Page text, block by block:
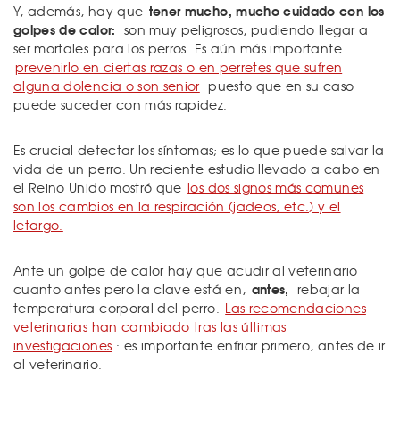
Y, además, hay que tener mucho, mucho cuidado con los
golpes de calor: son muy peligrosos, pudiendo llegar a
ser mortales para los perros. Es aún más importante
prevenirlo en ciertas razas o en perretes que sufren
alguna dolencia o son senior puesto que en su caso
puede suceder con más rapidez.
Es crucial detectar los síntomas; es lo que puede salvar la
vida de un perro. Un reciente estudio llevado a cabo en
el Reino Unido mostró que los dos signos más comunes
son los cambios en la respiración (jadeos, etc.) y el
letargo.
Ante un golpe de calor hay que acudir al veterinario
cuanto antes pero la clave está en, antes, rebajar la
temperatura corporal del perro. Las recomendaciones
veterinarias han cambiado tras las últimas
investigaciones : es importante enfriar primero, antes de ir
al veterinario.